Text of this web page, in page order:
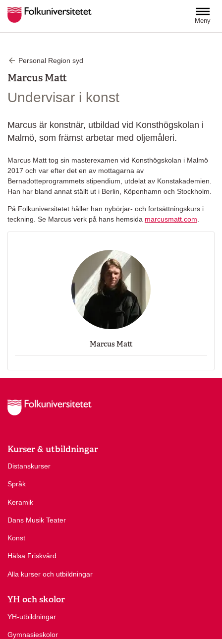
Meny
Personal Region syd
Marcus Matt
Undervisar i konst
Marcus är konstnär, utbildad vid Konsthögskolan i
Malmö, som främst arbetar med oljemåleri.
Marcus Matt tog sin masterexamen vid Konsthögskolan i Malmö
2017 och var efter det en av mottagarna av
Bernadotteprogrammets stipendium, utdelat av Konstakademien.
Han har bland annat ställt ut i Berlin, Köpenhamn och Stockholm.
På Folkuniversitetet håller han nybörjar- och fortsättningskurs i
teckning. Se Marcus verk på hans hemsida marcusmatt.com
Marcus Matt
Kurser & utbildningar
Distanskurser
Språk
Keramik
Dans Musik Teater
Konst
Hälsa Friskvård
Alla kurser och utbildningar
YH och skolor
YH-utbildningar
Gymnasieskolor